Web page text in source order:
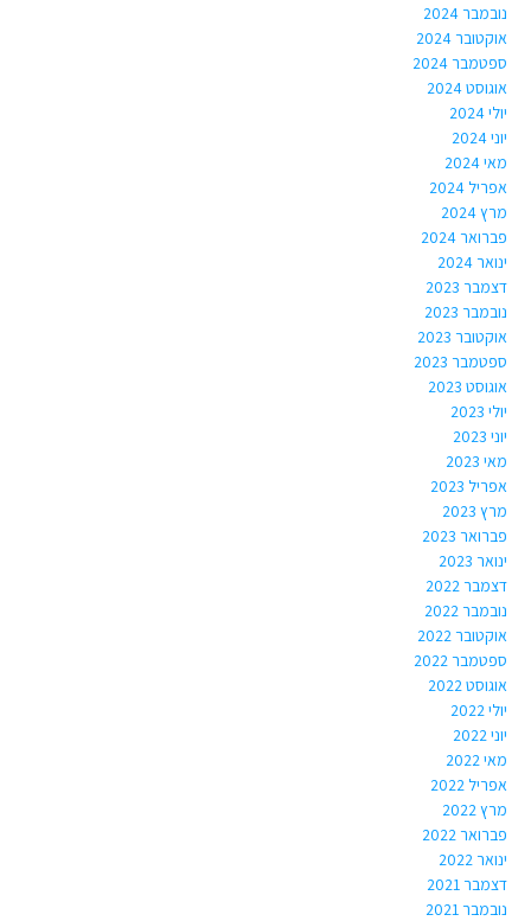
נובמבר 2024
אוקטובר 2024
ספטמבר 2024
אוגוסט 2024
יולי 2024
יוני 2024
מאי 2024
אפריל 2024
מרץ 2024
פברואר 2024
ינואר 2024
דצמבר 2023
נובמבר 2023
אוקטובר 2023
ספטמבר 2023
אוגוסט 2023
יולי 2023
יוני 2023
מאי 2023
אפריל 2023
מרץ 2023
פברואר 2023
ינואר 2023
דצמבר 2022
נובמבר 2022
אוקטובר 2022
ספטמבר 2022
אוגוסט 2022
יולי 2022
יוני 2022
מאי 2022
אפריל 2022
מרץ 2022
פברואר 2022
ינואר 2022
דצמבר 2021
נובמבר 2021